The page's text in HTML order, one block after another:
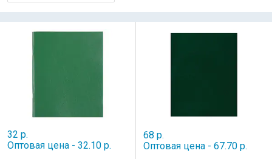
32 р.
Оптовая цена - 32.10 р.
68 р.
Оптовая цена - 67.70 р.